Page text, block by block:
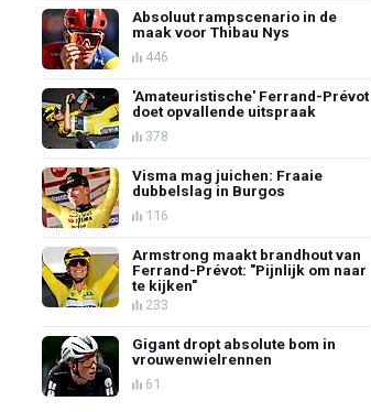
Absoluut rampscenario in de
maak voor Thibau Nys
446
'Amateuristische' Ferrand-Prévot
doet opvallende uitspraak
378
Visma mag juichen: Fraaie
dubbelslag in Burgos
116
Armstrong maakt brandhout van
Ferrand-Prévot: "Pijnlijk om naar
te kijken"
233
Gigant dropt absolute bom in
vrouwenwielrennen
61